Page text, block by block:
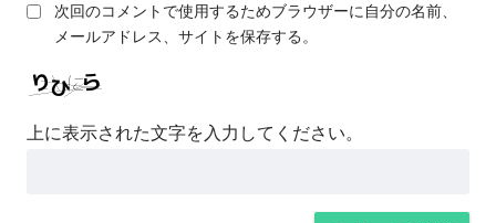
次回のコメントで使用するためブラウザーに自分の名前、
メールアドレス、サイトを保存する。
上に表示された文字を入力してください。